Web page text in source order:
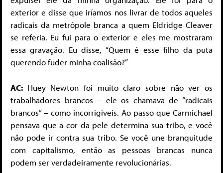
exterior e disse que iríamos nos livrar de todos aqueles
radicais da metrópole branca a quem Eldridge Cleaver
se referia. Eu fui para o exterior e eles me mostraram
essa gravação. Eu disse, “Quem é esse filho da puta
querendo fuder minha coalisão?”
AC: Huey Newton foi muito claro sobre não ver os
trabalhadores brancos – ele os chamava de “radicais
brancos” – como incorrigíveis. Ao passo que Carmichael
pensava que a cor da pele determina sua tribo, e você
não pode ir contra sua tribo. Se você une branquitude
com capitalismo, então as pessoas brancas nunca
podem ser verdadeiramente revolucionárias.